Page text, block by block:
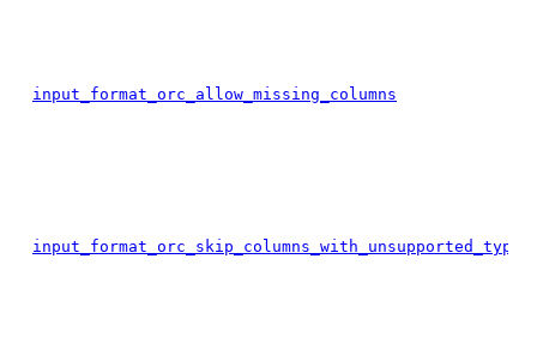
input_format_orc_allow_missing_columns